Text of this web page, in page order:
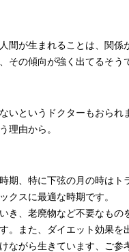
間が生まれることは、 関係
その傾向が強く出てるそう
いというドクターもおられ
理由から。
期、 特に下弦の月の時はト
クスに最適な時期です。
き、 老廃物など不要なもの
。また、
ダイエット効果を
ながら生きています、ご参